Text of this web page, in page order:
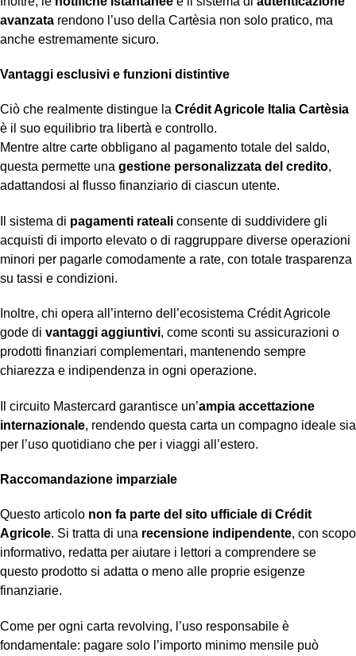
avanzata rendono l’uso della Cartèsia non solo pratico, ma
anche estremamente sicuro.
Vantaggi esclusivi e funzioni distintive
Ciò che realmente distingue la Crédit Agricole Italia Cartèsia
è il suo equilibrio tra libertà e controllo.
Mentre altre carte obbligano al pagamento totale del saldo,
questa permette una gestione personalizzata del credito,
adattandosi al flusso finanziario di ciascun utente.
Il sistema di pagamenti rateali consente di suddividere gli
acquisti di importo elevato o di raggruppare diverse operazioni
minori per pagarle comodamente a rate, con totale trasparenza
su tassi e condizioni.
Inoltre, chi opera all’interno dell’ecosistema Crédit Agricole
gode di vantaggi aggiuntivi, come sconti su assicurazioni o
prodotti finanziari complementari, mantenendo sempre
chiarezza e indipendenza in ogni operazione.
Il circuito Mastercard garantisce un’ampia accettazione
internazionale, rendendo questa carta un compagno ideale sia
per l’uso quotidiano che per i viaggi all’estero.
Raccomandazione imparziale
Questo articolo non fa parte del sito ufficiale di Crédit
Agricole. Si tratta di una recensione indipendente, con scopo
informativo, redatta per aiutare i lettori a comprendere se
questo prodotto si adatta o meno alle proprie esigenze
finanziarie.
Come per ogni carta revolving, l’uso responsabile è
fondamentale: pagare solo l’importo minimo mensile può